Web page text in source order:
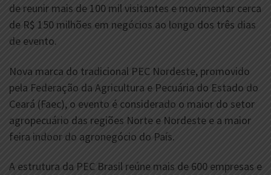
de reunir mais de 100 mil visitantes e movimentar cerca
de R$ 150 milhões em negócios ao longo dos três dias
de evento.
Nova marca do tradicional PEC Nordeste, promovido
pela Federação da Agricultura e Pecuária do Estado do
Ceará (Faec), o evento é considerado o maior do setor
agropecuário das regiões Norte e Nordeste e a maior
feira indoor do agronegócio do País.
A estrutura da PEC Brasil reúne mais de 600 empresas e